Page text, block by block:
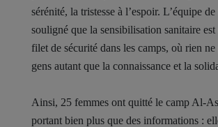
sérénité, la tristesse à l’espoir. L’équipe de
souligné que la sensibilisation sanitaire
filet de sécurité dans les camps, où rien ne
gens autant que la connaissance et la
Ainsi, 25 femmes ont quitté le camp Al-
portant bien plus que des informations :